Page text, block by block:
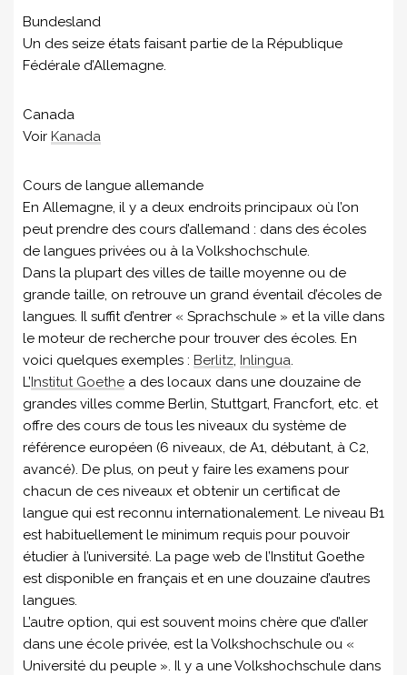
Bundesland
Un des seize états faisant partie de la République
Fédérale d’Allemagne.
Canada
Voir Kanada
Cours de langue allemande
En Allemagne, il y a deux endroits principaux où l’on
peut prendre des cours d’allemand : dans des écoles
de langues privées ou à la Volkshochschule.
Dans la plupart des villes de taille moyenne ou de
grande taille, on retrouve un grand éventail d’écoles de
langues. Il suffit d’entrer « Sprachschule » et la ville dans
le moteur de recherche pour trouver des écoles. En
voici quelques exemples : Berlitz, Inlingua.
L’Institut Goethe a des locaux dans une douzaine de
grandes villes comme Berlin, Stuttgart, Francfort, etc. et
offre des cours de tous les niveaux du système de
référence européen (6 niveaux, de A1, débutant, à C2,
avancé). De plus, on peut y faire les examens pour
chacun de ces niveaux et obtenir un certificat de
langue qui est reconnu internationalement. Le niveau B1
est habituellement le minimum requis pour pouvoir
étudier à l’université. La page web de l’Institut Goethe
est disponible en français et en une douzaine d’autres
langues.
L’autre option, qui est souvent moins chère que d’aller
dans une école privée, est la Volkshochschule ou «
Université du peuple ». Il y a une Volkshochschule dans